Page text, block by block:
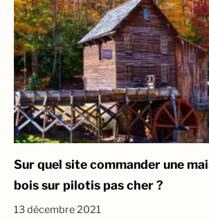
Sur quel site commander une
bois sur pilotis pas cher ?
13 décembre 2021